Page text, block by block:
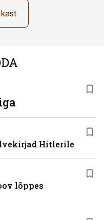
Hitlerile
lõppes